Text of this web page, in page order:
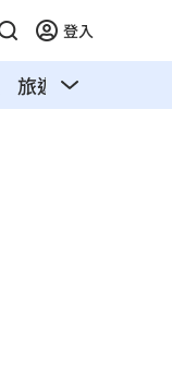
登入
旅遊 汽車